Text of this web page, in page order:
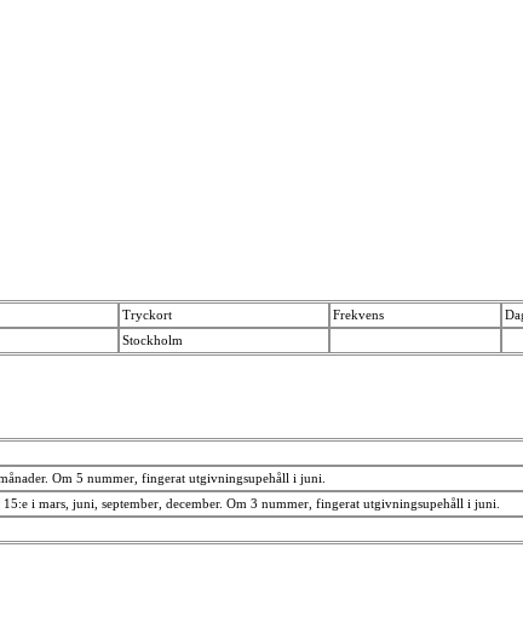
Tryckort Frekvens
Stockholm
Om 5 nummer, fingerat utgivningsupehåll i juni.
i mars, juni, september, december. Om 3 nummer, fingerat utgivningsupehåll i juni.